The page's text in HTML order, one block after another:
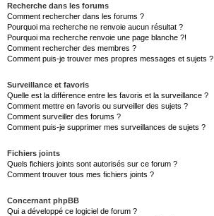
Recherche dans les forums
Comment rechercher dans les forums ?
Pourquoi ma recherche ne renvoie aucun résultat ?
Pourquoi ma recherche renvoie une page blanche ?!
Comment rechercher des membres ?
Comment puis-je trouver mes propres messages et sujets ?
Surveillance et favoris
Quelle est la différence entre les favoris et la surveillance ?
Comment mettre en favoris ou surveiller des sujets ?
Comment surveiller des forums ?
Comment puis-je supprimer mes surveillances de sujets ?
Fichiers joints
Quels fichiers joints sont autorisés sur ce forum ?
Comment trouver tous mes fichiers joints ?
Concernant phpBB
Qui a développé ce logiciel de forum ?